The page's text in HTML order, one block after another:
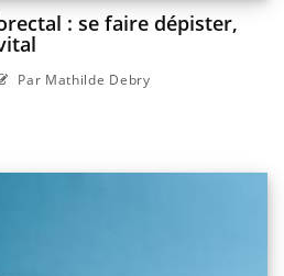
: se faire dépister,
Par Mathilde Debry